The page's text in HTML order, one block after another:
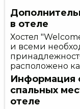
в отеле
Хостел
и всеми
расположено
Информация
спальных
отеле